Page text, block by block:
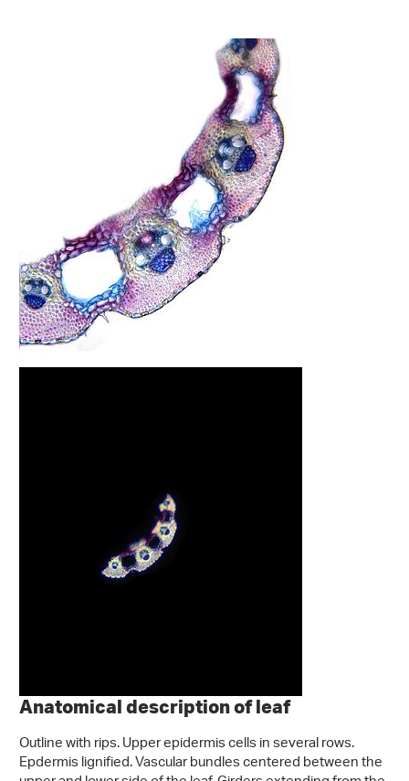
Anatomical description of leaf
Outline with rips. Upper epidermis cells in several rows.
Epdermis lignified. Vascular bundles centered between the